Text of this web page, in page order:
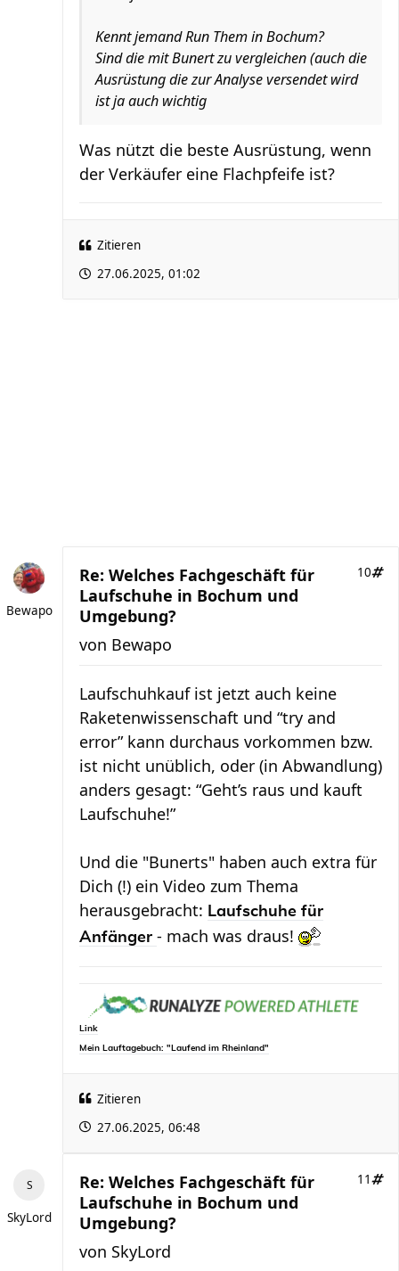
Kennt jemand Run Them in Bochum?
Sind die mit Bunert zu vergleichen (auch die
Ausrüstung die zur Analyse versendet wird
ist ja auch wichtig
Was nützt die beste Ausrüstung, wenn
der Verkäufer eine Flachpfeife ist?
Zitieren
27.06.2025, 01:02
Bewapo
Re: Welches Fachgeschäft für
Laufschuhe in Bochum und
Umgebung?
10
von Bewapo
Laufschuhkauf ist jetzt auch keine
Raketenwissenschaft und “try and
error” kann durchaus vorkommen bzw.
ist nicht unüblich, oder (in Abwandlung)
anders gesagt: “Geht’s raus und kauft
Laufschuhe!”
Und die "Bunerts" haben auch extra für
Dich (!) ein Video zum Thema
herausgebracht: Laufschuhe für
Anfänger - mach was draus!
Link
Mein Lauftagebuch: "Laufend im Rheinland"
Zitieren
27.06.2025, 06:48
SkyLord
Re: Welches Fachgeschäft für
Laufschuhe in Bochum und
Umgebung?
11
von SkyLord